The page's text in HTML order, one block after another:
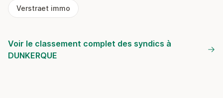
Verstraet immo
Voir le classement complet des syndics à
DUNKERQUE